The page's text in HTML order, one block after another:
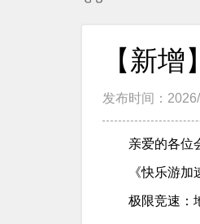
【新
发布时间：
亲爱的各位
《快乐游
极限竞速：